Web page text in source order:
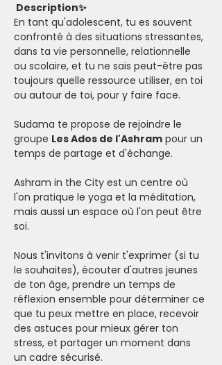
Description✨
En tant qu'adolescent, tu es souvent
confronté à des situations stressantes,
dans ta vie personnelle, relationnelle
ou scolaire, et tu ne sais peut-être pas
toujours quelle ressource utiliser, en toi
ou autour de toi, pour y faire face.
Sudama te propose de rejoindre le
groupe Les Ados de l'Ashram pour un
temps de partage et d'échange.
Ashram in the City est un centre où
l'on pratique le yoga et la méditation,
mais aussi un espace où l'on peut être
soi.
Nous t'invitons à venir t'exprimer (si tu
le souhaites), écouter d'autres jeunes
de ton âge, prendre un temps de
réflexion ensemble pour déterminer ce
que tu peux mettre en place, recevoir
des astuces pour mieux gérer ton
stress, et partager un moment dans
un cadre sécurisé.